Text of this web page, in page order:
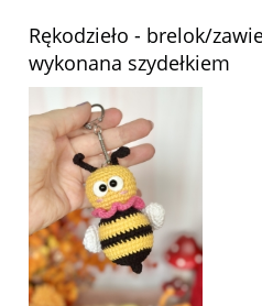
Rękodzieło - brelok/
wykonana szydełkiem